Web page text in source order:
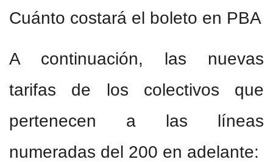
Cuánto costará el boleto en PBA
A continuación, las nuevas
tarifas de los colectivos que
pertenecen a las líneas
numeradas del 200 en adelante: